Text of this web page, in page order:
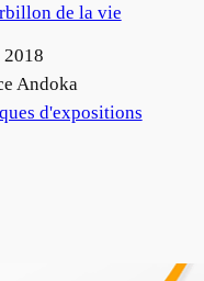
de la vie
Andoka
àd'expositions